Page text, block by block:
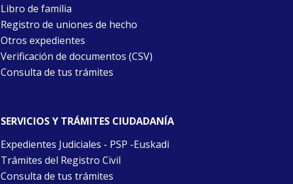
Libro de familia
Registro de uniones de hecho
Otros expedientes
Verificación de documentos (CSV)
Consulta de tus trámites
SERVICIOS Y TRÁMITES CIUDADANÍA
Expedientes Judiciales - PSP -Euskadi
Trámites del Registro Civil
Consulta de tus trámites